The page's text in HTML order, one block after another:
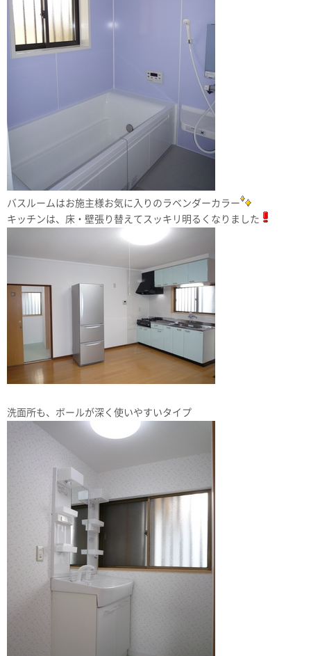
バスルームはお施主様お気に入りのラベンダーカラー
キッチンは、床・壁張り替えてスッキリ明るくなりました
洗面所も、ボールが深く使いやすいタイプ